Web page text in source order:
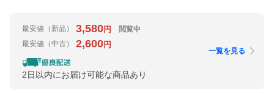
最安値 （新品） 3,580円
閲覧中
最安値 （中古） 2,600円
2日以内にお届け可能な商品あり
一覧を見る